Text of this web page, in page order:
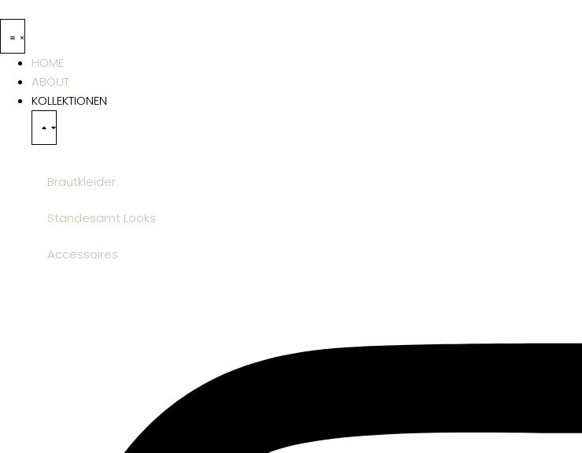
HOME
ABOUT
KOLLEKTIONEN
Brautkleider
Standesamt Looks
Accessoires